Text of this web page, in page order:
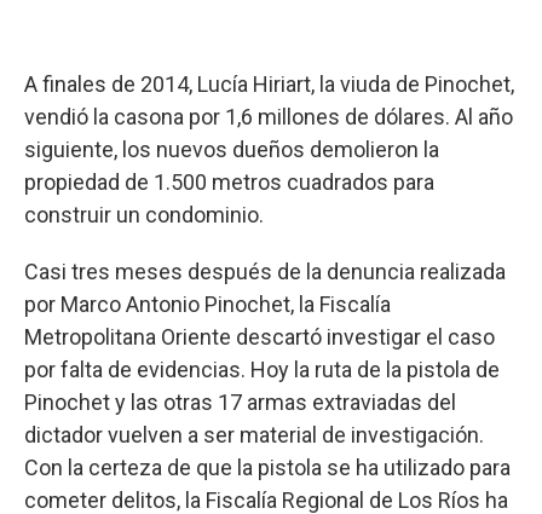
A finales de 2014, Lucía Hiriart, la viuda de Pinochet,
vendió la casona por 1,6 millones de dólares. Al año
siguiente, los nuevos dueños demolieron la
propiedad de 1.500 metros cuadrados para
construir un condominio.
Casi tres meses después de la denuncia realizada
por Marco Antonio Pinochet, la Fiscalía
Metropolitana Oriente descartó investigar el caso
por falta de evidencias. Hoy la ruta de la pistola de
Pinochet y las otras 17 armas extraviadas del
dictador vuelven a ser material de investigación.
Con la certeza de que la pistola se ha utilizado para
cometer delitos, la Fiscalía Regional de Los Ríos ha